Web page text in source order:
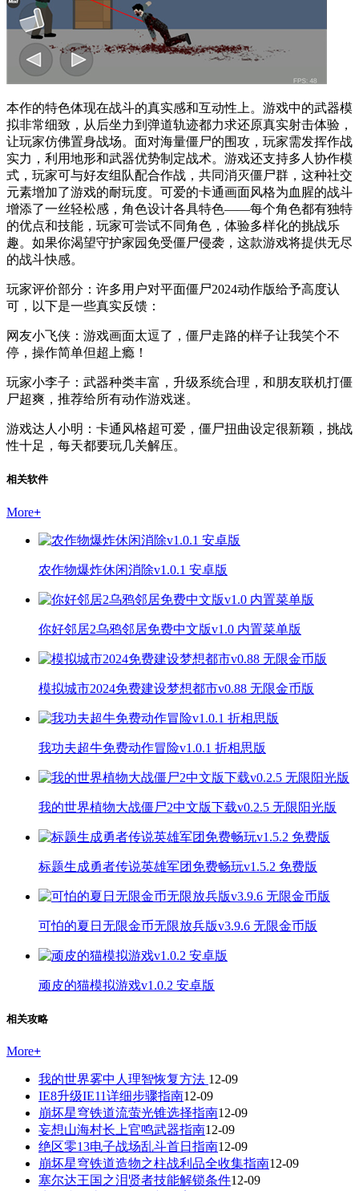
本作的特色体现在战斗的真实感和互动性上。游戏中的武器模
拟非常细致，从后坐力到弹道轨迹都力求还原真实射击体验，
让玩家仿佛置身战场。面对海量僵尸的围攻，玩家需发挥作战
实力，利用地形和武器优势制定战术。游戏还支持多人协作模
式，玩家可与好友组队配合作战，共同消灭僵尸群，这种社交
元素增加了游戏的耐玩度。可爱的卡通画面风格为血腥的战斗
增添了一丝轻松感，角色设计各具特色——每个角色都有独特
的优点和技能，玩家可尝试不同角色，体验多样化的挑战乐
趣。如果你渴望守护家园免受僵尸侵袭，这款游戏将提供无尽
的战斗快感。
玩家评价部分：许多用户对平面僵尸2024动作版给予高度认
可，以下是一些真实反馈：
网友小飞侠：游戏画面太逗了，僵尸走路的样子让我笑个不
停，操作简单但超上瘾！
玩家小李子：武器种类丰富，升级系统合理，和朋友联机打僵
尸超爽，推荐给所有动作游戏迷。
游戏达人小明：卡通风格超可爱，僵尸扭曲设定很新颖，挑战
性十足，每天都要玩几关解压。
相关软件
More+
农作物爆炸休闲消除v1.0.1 安卓版
你好邻居2乌鸦邻居免费中文版v1.0 内置菜单版
模拟城市2024免费建设梦想都市v0.88 无限金币版
我功夫超牛免费动作冒险v1.0.1 折相思版
我的世界植物大战僵尸2中文版下载v0.2.5 无限阳光版
标题生成勇者传说英雄军团免费畅玩v1.5.2 免费版
可怕的夏日无限金币无限放兵版v3.9.6 无限金币版
顽皮的猫模拟游戏v1.0.2 安卓版
相关攻略
More+
我的世界雾中人理智恢复方法 12-09
IE8升级IE11详细步骤指南12-09
崩坏星穹铁道流萤光锥选择指南12-09
妄想山海村长上官鸣武器指南12-09
绝区零13电子战场乱斗首日指南12-09
崩坏星穹铁道造物之柱战利品全收集指南12-09
塞尔达王国之泪贤者技能解锁条件12-09